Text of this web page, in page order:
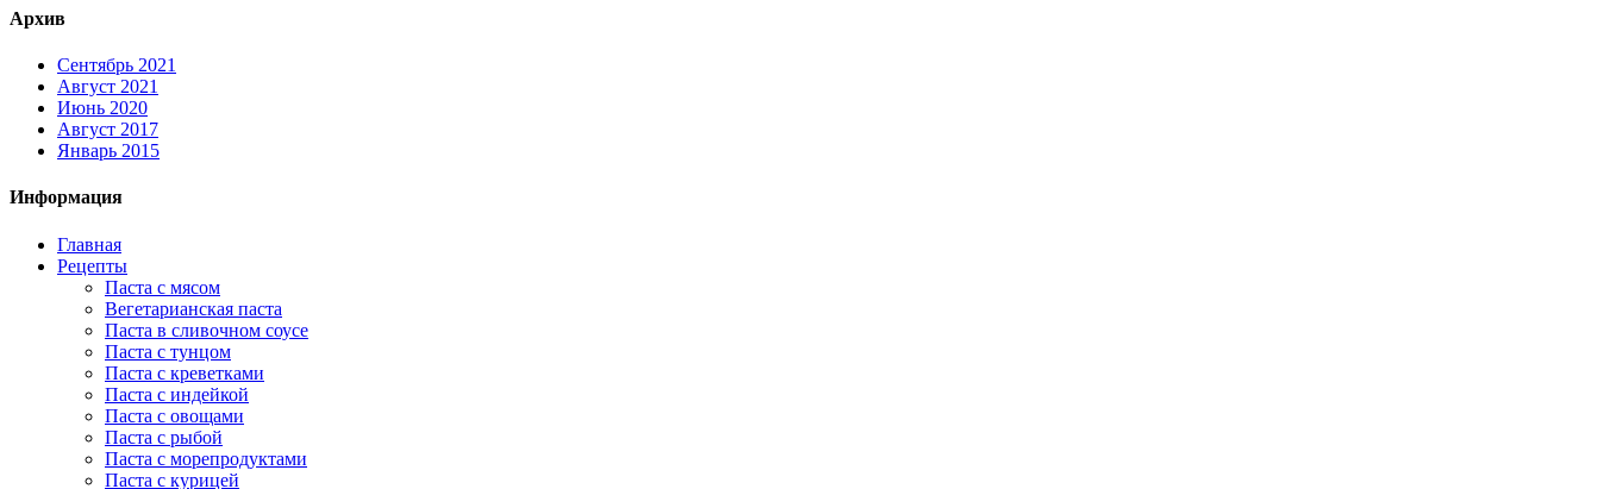
Архив
Сентябрь 2021
Август 2021
Июнь 2020
Август 2017
Январь 2015
Информация
Главная
Рецепты
Паста с мясом
Вегетарианская паста
Паста в сливочном соусе
Паста с тунцом
Паста с креветками
Паста с индейкой
Паста с овощами
Паста с рыбой
Паста с морепродуктами
Паста с курицей